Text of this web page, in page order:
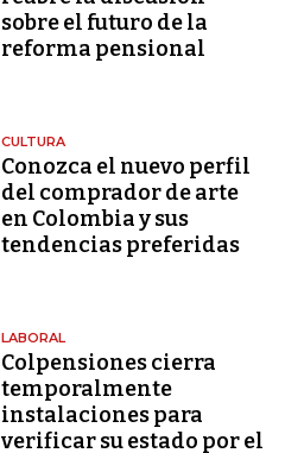
sobre el futuro de la
reforma pensional
CULTURA
Conozca el nuevo perfil
del comprador de arte
en Colombia y sus
tendencias preferidas
LABORAL
Colpensiones cierra
temporalmente
instalaciones para
verificar su estado por el